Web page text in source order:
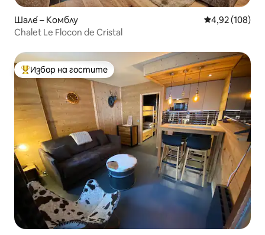
Шале́ – Комблу Средна
4,92 (108)
Chalet Le Flocon de Cristal
Най-популярен избор на гостите
Избор на гостите